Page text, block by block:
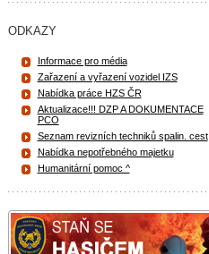
ODKAZY
Informace pro média
Zařazení a vyřazení vozidel IZS
Nabídka práce HZS ČR
Aktualizace!!! DZP A DOKUMENTACE
PCO
Seznam revizních techniků spalin. cest
Nabídka nepotřebného majetku
Humanitární pomoc ^